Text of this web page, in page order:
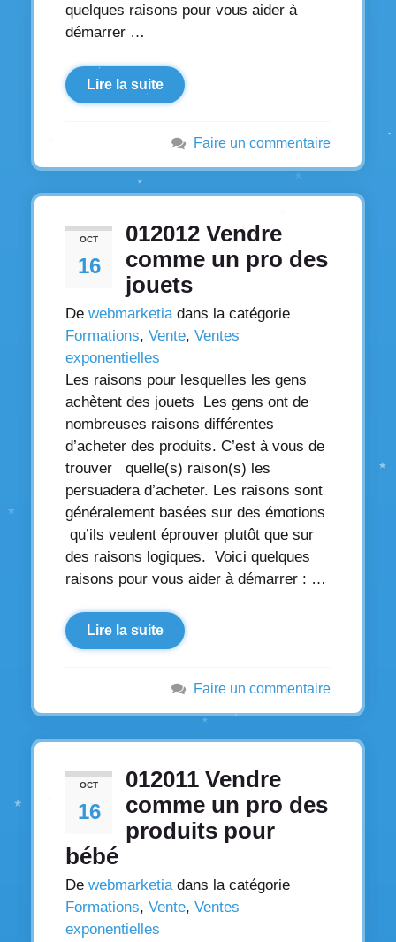
quelques raisons pour vous aider à
démarrer …
Lire la suite
Faire un commentaire
OCT
16
012012 Vendre
comme un pro des
jouets
De webmarketia dans la catégorie
Formations, Vente, Ventes
exponentielles
Les raisons pour lesquelles les gens
achètent des jouets Les gens ont de
nombreuses raisons différentes
d’acheter des produits. C’est à vous de
trouver quelle(s) raison(s) les
persuadera d’acheter. Les raisons sont
généralement basées sur des émotions
qu’ils veulent éprouver plutôt que sur
des raisons logiques. Voici quelques
raisons pour vous aider à démarrer : …
Lire la suite
Faire un commentaire
OCT
16
012011 Vendre
comme un pro des
produits pour
bébé
De webmarketiadans la catégorie
Formations, Vente, Ventes
exponentielles